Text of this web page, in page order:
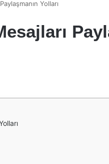
Yolları